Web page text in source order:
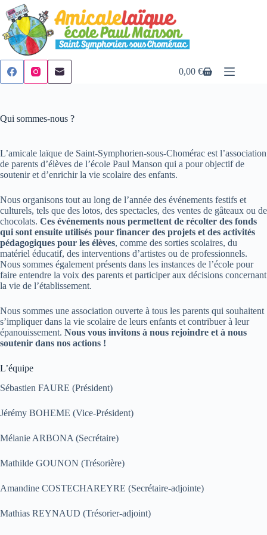
Passer
au
contenu
Panier
0,00€
Qui sommes-nous ?
L’amicale laïque de Saint-Symphorien-sous-Chomérac est l’association
de parents d’élèves de l’école Paul Manson qui a pour objectif de
soutenir et d’enrichir la vie scolaire des enfants.
Nous organisons tout au long de l’année des événements festifs et
culturels, tels que des lotos, des spectacles, des ventes de gâteaux ou de
chocolats. Ces événements nous permettent de récolter des fonds
qui sont ensuite utilisés pour financer des projets et des activités
pédagogiques pour les élèves, comme des sorties scolaires, du
matériel éducatif, des interventions d’artistes ou de professionnels.
Nous sommes également présents dans les instances de l’école pour
faire entendre la voix des parents et participer aux décisions concernant
la vie de l’établissement.
Nous sommes une association ouverte à tous les parents qui souhaitent
s’impliquer dans la vie scolaire de leurs enfants et contribuer à leur
épanouissement. Nous vous invitons à nous rejoindre et à nous
soutenir dans nos actions !
L’équipe
Sébastien FAURE (Président)
Jérémy BOHEME (Vice-Président)
Mélanie ARBONA (Secrétaire)
Mathilde GOUNON (Trésorière)
Amandine COSTECHAREYRE (Secrétaire-adjointe)
Mathias REYNAUD (Trésorier-adjoint)